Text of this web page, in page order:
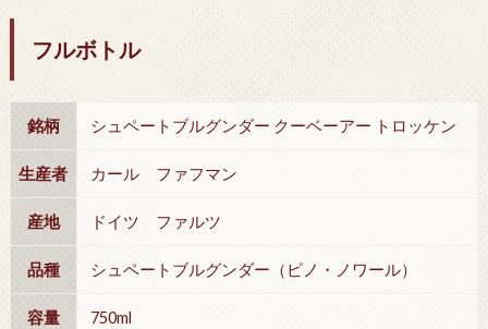
フルボトル
銘柄 シュペートブルグンダー クーベーアー トロッケン
生産者 カール ファフマン
産地 ドイツ ファルツ
品種 シュペートブルグンダー（ピノ・ノワール）
容量 750ml